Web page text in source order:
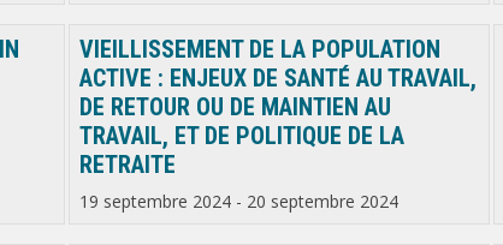
VIEILLISSEMENT DE LA POPULATION
ACTIVE : ENJEUX DE SANTÉ AU TRAVAIL,
DE RETOUR OU DE MAINTIEN AU
TRAVAIL, ET DE POLITIQUE DE LA
RETRAITE
19 septembre 2024 - 20 septembre 2024